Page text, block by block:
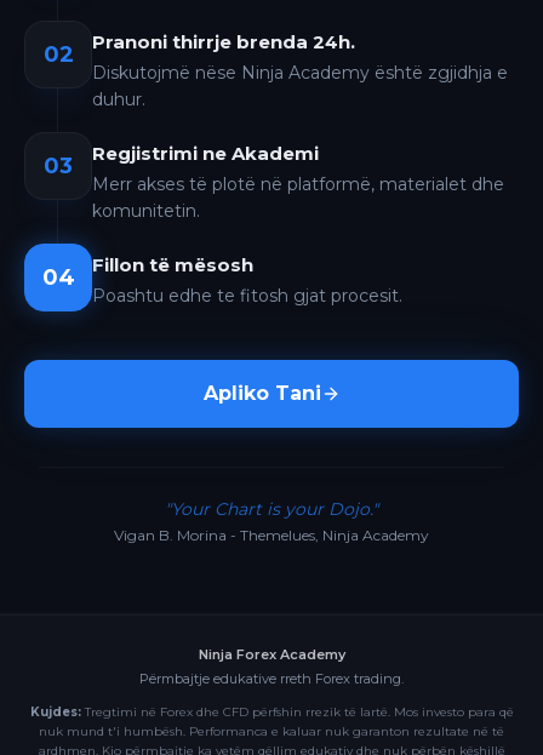
02 Pranoni thirrje brenda 24h.
Diskutojmë nëse Ninja Academy është zgjidhja e
duhur.
03 Regjistrimi ne Akademi
Merr akses të plotë në platformë, materialet dhe
komunitetin.
04 Fillon të mësosh
Poashtu edhe te fitosh gjat procesit.
Apliko Tani
"Your Chart is your Dojo."
Vigan B. Morina - Themelues, Ninja Academy
Ninja Forex Academy
Përmbajtje edukative rreth Forex trading.
Kujdes:Tregtimi në Forex dhe CFD përfshin rrezik të lartë. Mos investo para që
nuk mund t'i humbësh. Performanca e kaluar nuk garanton rezultate në të
ardhmen. Kjo përmbajtje ka vetëm qëllim edukativ dhe nuk përbën këshillë